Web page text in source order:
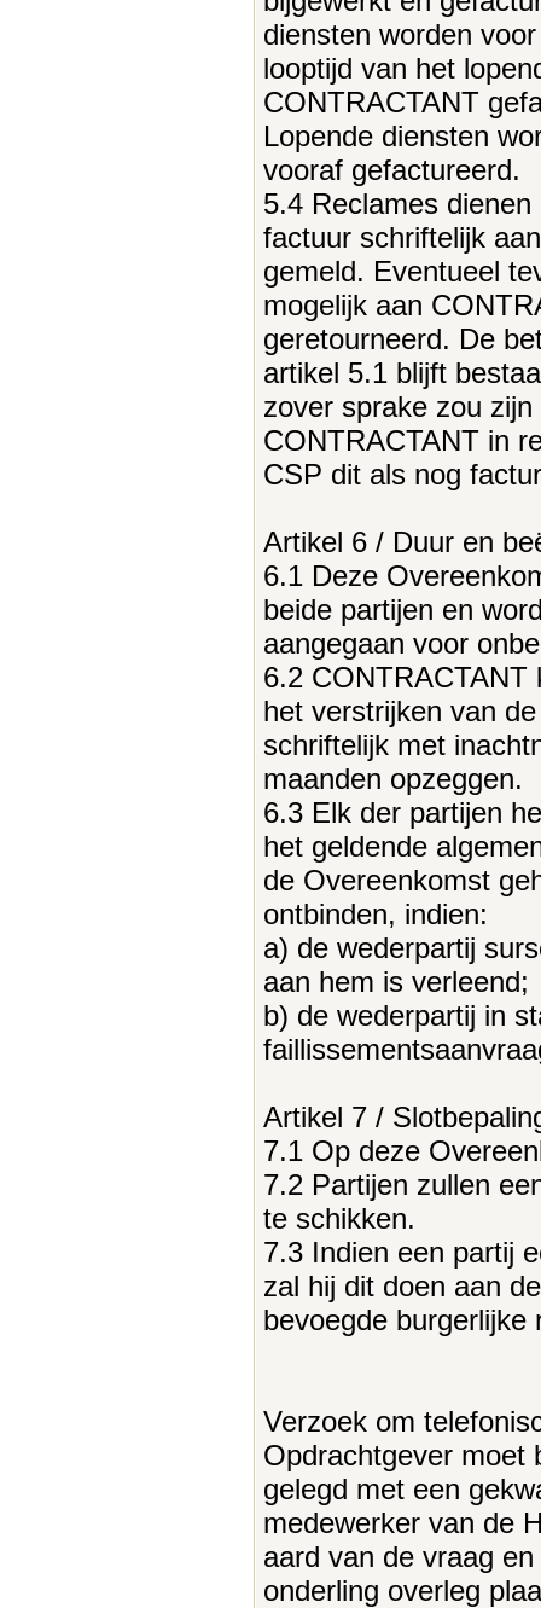
diensten worden
looptijd van het
CONTRACTANT
Lopende diensten
vooraf gefactureerd.
5.4 Reclames
factuur schriftelijk
gemeld. Eventueel
mogelijk aan
geretourneerd. De
artikel 5.1 blijft
zover sprake zou
CONTRACTANT in
CSP dit als nog
Artikel 6 / Duur en
6.1 Deze
beide partijen en
aangegaan voor
6.2
het verstrijken van
schriftelijk met
maanden opzeggen.
6.3 Elk der partijen
het geldende
de Overeenkomst
ontbinden, indien:
a) de wederpartij
aan hem is verleend;
b) de wederpartij in
Artikel 7 /
7.1 Op deze
7.2 Partijen zullen
te schikken.
7.3 Indien een partij
zal hij dit doen aan de
bevoegde burgerlijke
Verzoek om
Opdrachtgever moet
gelegd met een
medewerker van de
aard van de vraag
onderling overleg